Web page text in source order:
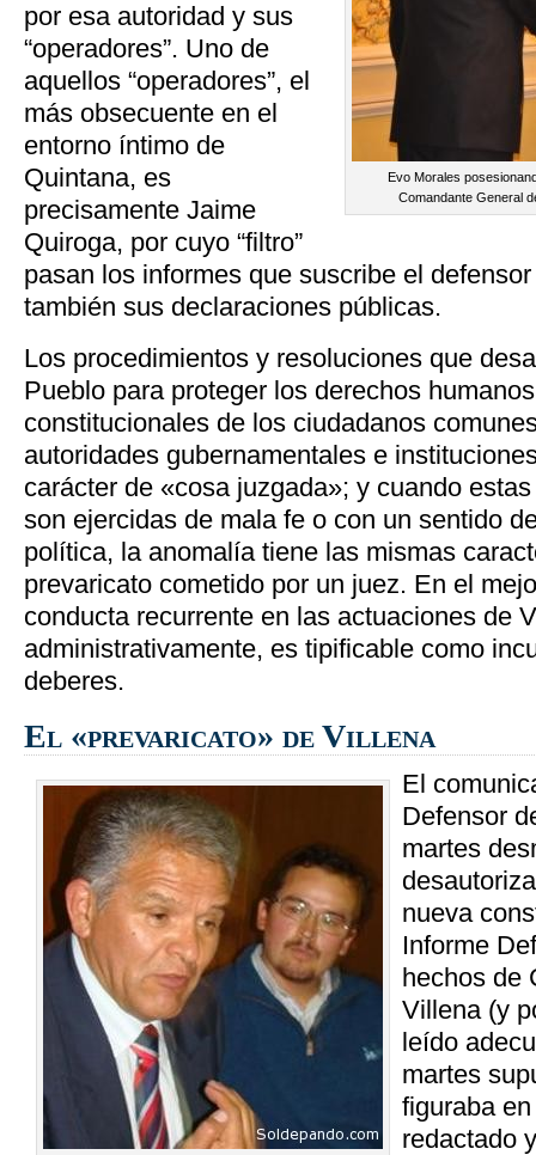
Evo Morales
Comandante General
por esa autoridad y sus
“operadores”. Uno de
aquellos “operadores”, el
más obsecuente en el
entorno íntimo de
Quintana, es
precisamente Jaime
Quiroga, por cuyo “filtro”
pasan los informes que suscribe el
también sus declaraciones públicas.
Los procedimientos y resoluciones que
Pueblo para proteger los derechos
constitucionales de los ciudadanos
autoridades gubernamentales e
carácter de «cosa juzgada»; y cuando
son ejercidas de mala fe o con un sentido
política, la anomalía tiene las mismas
prevaricato cometido por un juez. En el
conducta recurrente en las actuaciones de
administrativamente, es tipificable como
deberes.
El «prevaricato» de Villena
El
Defensor
martes
nueva
Informe
hechos de
Villena (y
leído
martes
figuraba
redactado